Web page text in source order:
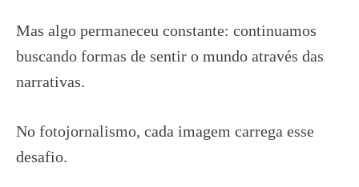
Mas algo permaneceu constante: continuamos
buscando formas de sentir o mundo através das
narrativas.
No fotojornalismo, cada imagem carrega esse
desafio.